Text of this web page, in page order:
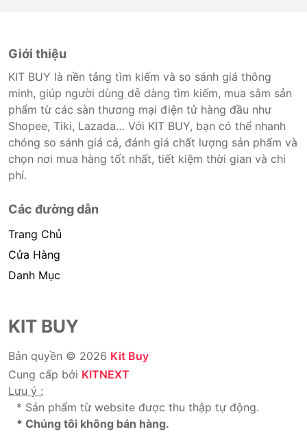
Giới thiệu
KIT BUY là nền tảng tìm kiếm và so sánh giá thông
minh, giúp người dùng dễ dàng tìm kiếm, mua sắm sản
phẩm từ các sàn thương mại điện tử hàng đầu như
Shopee, Tiki, Lazada… Với KIT BUY, bạn có thể nhanh
chóng so sánh giá cả, đánh giá chất lượng sản phẩm và
chọn nơi mua hàng tốt nhất, tiết kiệm thời gian và chi
phí.
Các đường dẫn
Trang Chủ
Cửa Hàng
Danh Mục
KIT BUY
Bản quyền © 2026 Kit Buy
Cung cấp bởi KITNEXT
Lưu ý :
* Sản phẩm từ website được thu thập tự động.
* Chúng tôi không bán hàng.